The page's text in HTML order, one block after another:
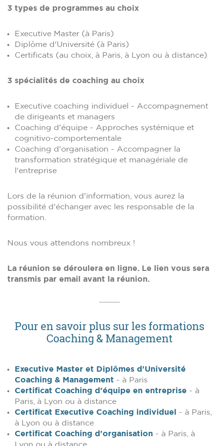
3 types de programmes au choix
Executive Master (à Paris)
Diplôme d'Université (à Paris)
Certificats (au choix, à Paris, à Lyon ou à distance)
3 spécialités de coaching au choix
Executive coaching individuel - Accompagnement
de dirigeants et managers
Coaching d'équipe - Approches systémique et
cognitivo-comportementale
Coaching d'organisation - Accompagner la
transformation stratégique et managériale de
l'entreprise
Lors de la réunion d'information, vous aurez la
possibilité d'échanger avec les responsable de la
formation.
Nous vous attendons nombreux !
La réunion se déroulera en ligne. Le lien vous sera
transmis par email avant la réunion.
Pour en savoir plus sur les formations
Coaching & Management
Executive Master et Diplômes d'Université
Coaching & Management - à Paris
Certificat Coaching d'équipe en entreprise - à
Paris, à Lyon ou à distance
Certificat Executive Coaching individuel
- à Paris,
à Lyon ou à distance
Certificat Coaching d'organisation - à Paris, à